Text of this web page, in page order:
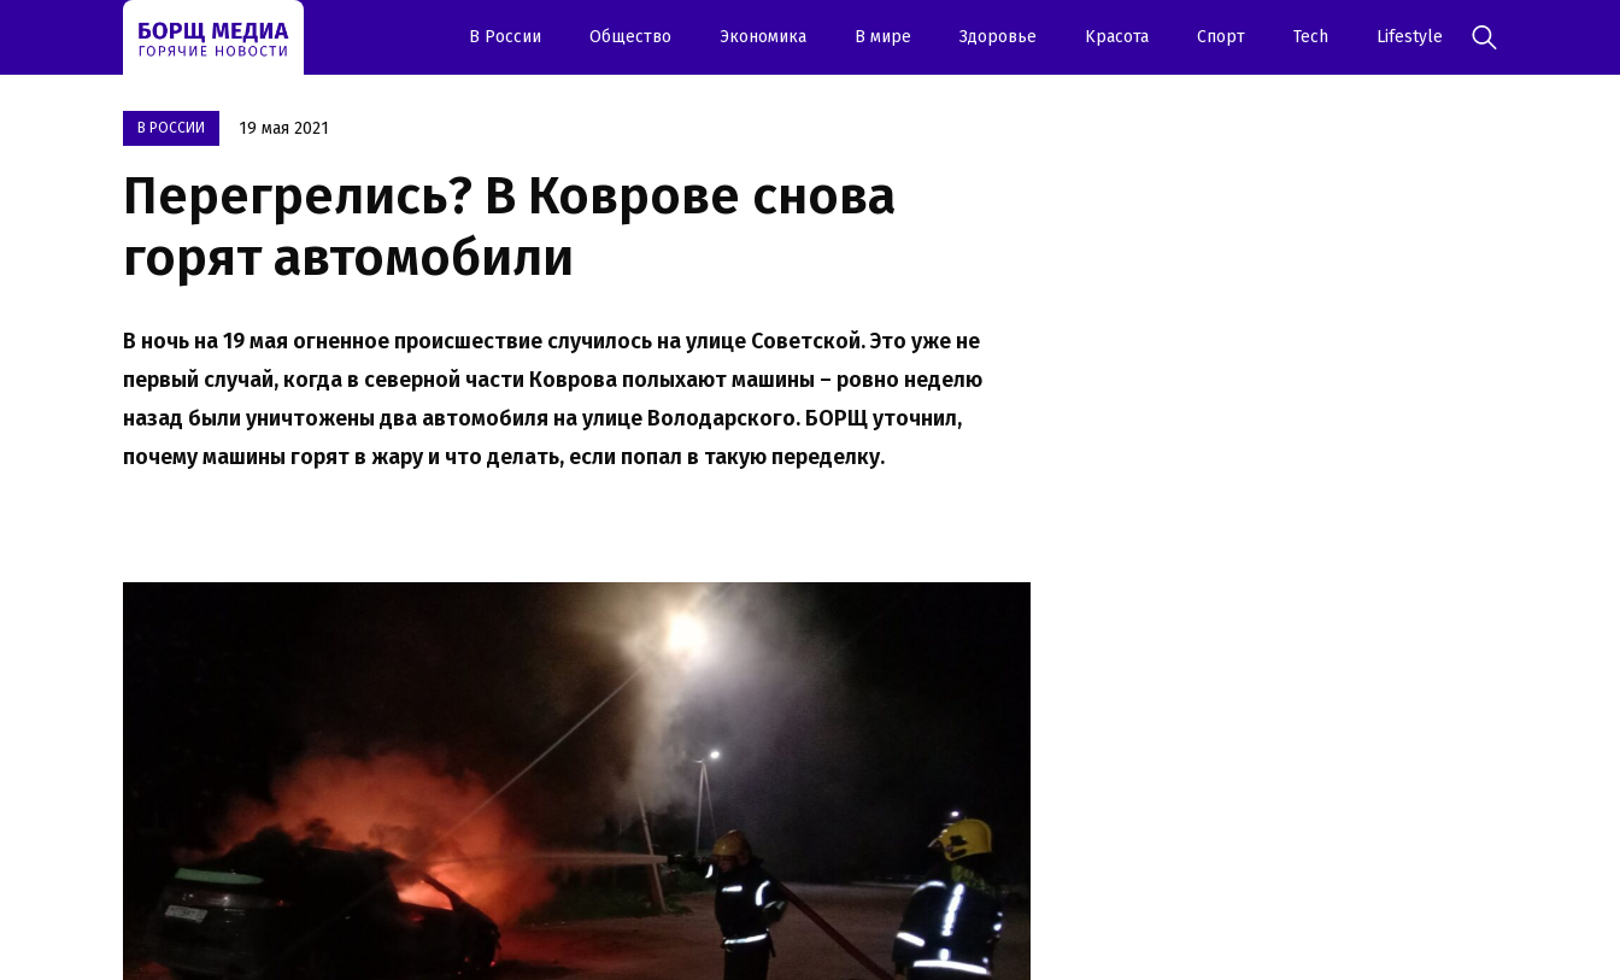
В России Oбщество Экономика В мире Здоровье Kрасота Спорт Tech Lifestyle
В РОССИИ 19 мая 2021
Перегрелись? В Коврове снова
горят автомобили
В ночь на 19 мая огненное происшествие случилось на улице Советской. Это уже не
первый случай, когда в северной части Коврова полыхают машины – ровно неделю
назад были уничтожены два автомобиля на улице Володарского. БОРЩ уточнил,
почему машины горят в жару и что делать, если попал в такую переделку.